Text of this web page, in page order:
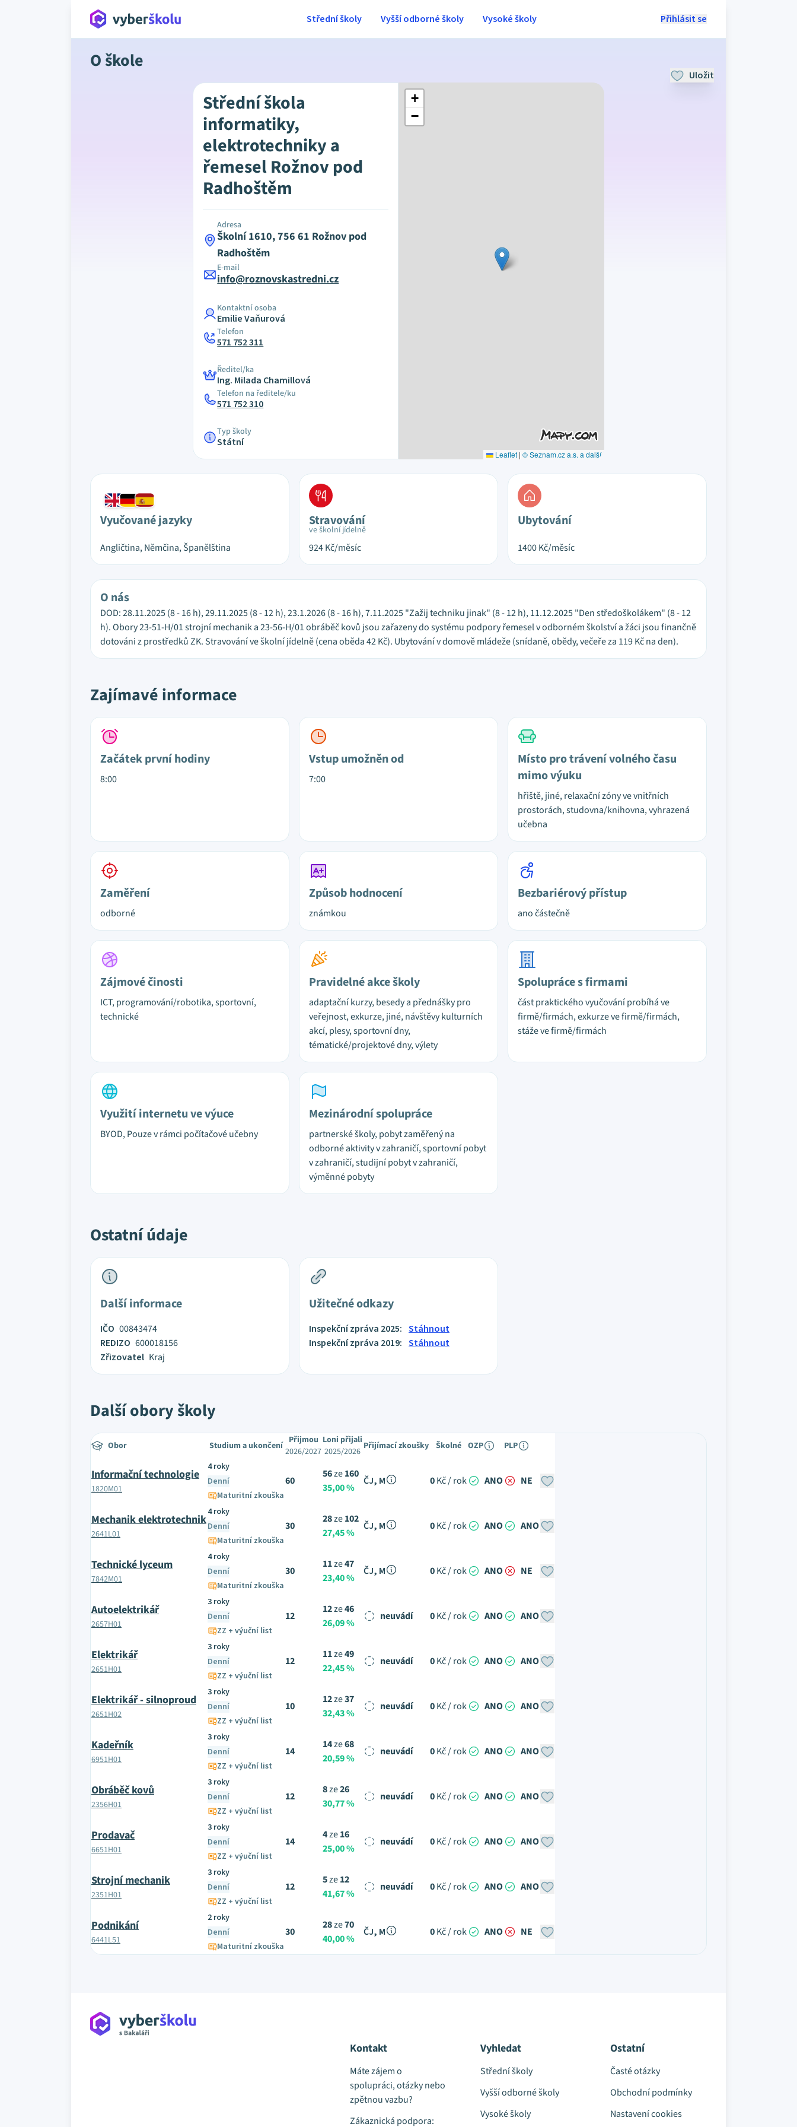
Přihlásit se
Střední školy Vyšší odborné školy Vysoké školy
O škole
Uložit
Střední škola
informatiky,
elektrotechniky a
řemesel Rožnov pod
Radhoštěm
Adresa
Školní 1610, 756 61 Rožnov pod
Radhoštěm
E-mail
info@roznovskastredni.cz
Kontaktní osoba
Emilie Vaňurová
Telefon
571 752 311
Ředitel/ka
Ing. Milada Chamillová
Telefon na ředitele/ku
571 752 310
Typ školy
Státní
+
−
Leaflet | © Seznam.cz a.s. a další
Vyučované jazyky
Angličtina, Němčina, Španělština
Stravování
ve školní jídelně
924Kč/měsíc
Ubytování
1400Kč/měsíc
O nás
DOD: 28.11.2025 (8 - 16 h), 29.11.2025 (8 - 12 h), 23.1.2026 (8 - 16 h), 7.11.2025 "Zažij techniku jinak" (8 - 12 h), 11.12.2025 "Den středoškolákem" (8 - 12
h). Obory 23-51-H/01 strojní mechanik a 23-56-H/01 obráběč kovů jsou zařazeny do systému podpory řemesel v odborném školství a žáci jsou finančně
dotováni z prostředků ZK. Stravování ve školní jídelně (cena oběda 42 Kč). Ubytování v domově mládeže (snídaně, obědy, večeře za 119 Kč na den).
Zajímavé informace
Začátek první hodiny
8:00
Vstup umožněn od
7:00
Místo pro trávení volného času
mimo výuku
hřiště, jiné, relaxační zóny ve vnitřních
prostorách, studovna/knihovna, vyhrazená
učebna
Zaměření
odborné
Způsob hodnocení
známkou
Bezbariérový přístup
ano částečně
Zájmové činosti
ICT, programování/robotika, sportovní,
technické
Pravidelné akce školy
adaptační kurzy, besedy a přednášky pro
veřejnost, exkurze, jiné, návštěvy kulturních
akcí, plesy, sportovní dny,
tématické/projektové dny, výlety
Spolupráce s firmami
část praktického vyučování probíhá ve
firmě/firmách, exkurze ve firmě/firmách,
stáže ve firmě/firmách
Využití internetu ve výuce
BYOD, Pouze v rámci počítačové učebny
Mezinárodní spolupráce
partnerské školy, pobyt zaměřený na
odborné aktivity v zahraničí, sportovní pobyt
v zahraničí, studijní pobyt v zahraničí,
výměnné pobyty
Ostatní údaje
Další informace
IČO 00843474
REDIZO 600018156
Zřizovatel Kraj
Užitečné odkazy
Inspekční zpráva 2025: Stáhnout
Inspekční zpráva 2019: Stáhnout
Další obory školy
Obor Studium a ukončení Přijmou
2026/2027
Loni přijali
2025/2026 Přijímací zkoušky Školné OZP PLP
Informační technologie
1820M01
4 roky
Denní
Maturitní zkouška
60
56ze160
35,00 %
ČJ, M 0Kč / rok ANO NE
Mechanik elektrotechnik
2641L01
4 roky
Denní
Maturitní zkouška
30
28ze102
27,45 %
ČJ, M 0Kč / rok ANO ANO
Technické lyceum
7842M01
4 roky
Denní
Maturitní zkouška
30
11ze47
23,40 %
ČJ, M 0Kč / rok ANO NE
Autoelektrikář
2657H01
3 roky
Denní
ZZ + výuční list
12
12ze46
26,09 %
neuvádí 0Kč / rok ANO ANO
Elektrikář
2651H01
3 roky
Denní
ZZ + výuční list
12
11ze49
22,45 %
neuvádí 0Kč / rok ANO ANO
Elektrikář - silnoproud
2651H02
3 roky
Denní
ZZ + výuční list
10
12ze37
32,43 %
neuvádí 0Kč / rok ANO ANO
Kadeřník
6951H01
3 roky
Denní
ZZ + výuční list
14
14ze68
20,59 %
neuvádí 0Kč / rok ANO ANO
Obráběč kovů
2356H01
3 roky
Denní
ZZ + výuční list
12
8ze26
30,77 %
neuvádí 0Kč / rok ANO ANO
Prodavač
6651H01
3 roky
Denní
ZZ + výuční list
14
4ze16
25,00 %
neuvádí 0Kč / rok ANO ANO
Strojní mechanik
2351H01
3 roky
Denní
ZZ + výuční list
12
5ze12
41,67 %
neuvádí 0Kč / rok ANO ANO
Podnikání
6441L51
2 roky
Denní
Maturitní zkouška
30
28ze70
40,00 %
ČJ, M 0Kč / rok ANO NE
Kontakt
Máte zájem o
spolupráci, otázky nebo
zpětnou vazbu?
Zákaznická podpora:
Vyhledat
Střední školy
Vyšší odborné školy
Vysoké školy
Ostatní
Časté otázky
Obchodní podmínky
Nastavení cookies